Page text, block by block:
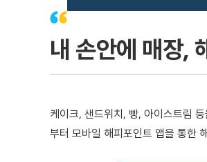
내 손안에 매장,
케이크, 샌드위치, 빵, 아이스트림
부터 모바일 해피포인트 앱을 통한